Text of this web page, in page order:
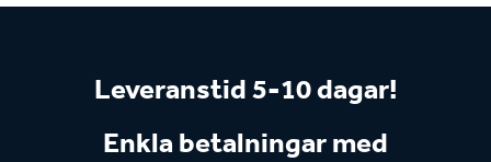
Leveranstid 5-10 dagar!
Enkla betalningar med